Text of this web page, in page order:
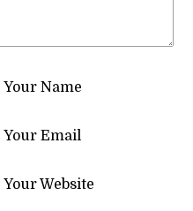
Your Name
Your Email
Your Website